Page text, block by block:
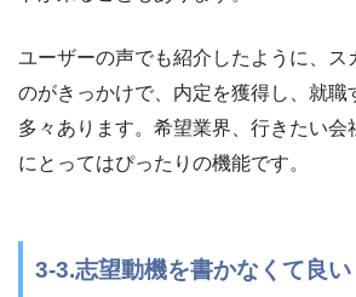
ユーザーの声でも紹介したように、ス
のがきっかけで、内定を獲得し、就職
多々あります。希望業界、行きたい会
にとってはぴったりの機能です。
3-3.志望動機を書かなくて良い